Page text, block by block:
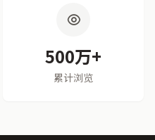
500万+
累计浏览